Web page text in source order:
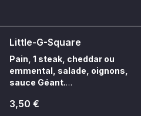
Little-G-Square
Pain, 1 steak, cheddar ou
emmental, salade, oignons,
sauce Géant.
choix, toujours carré.
3,50 €